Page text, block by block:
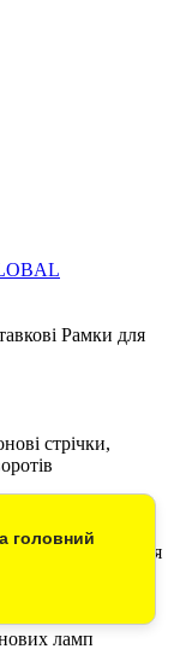
головний
Рамки для
стрічки,
та
і LED лінзи для
ламп